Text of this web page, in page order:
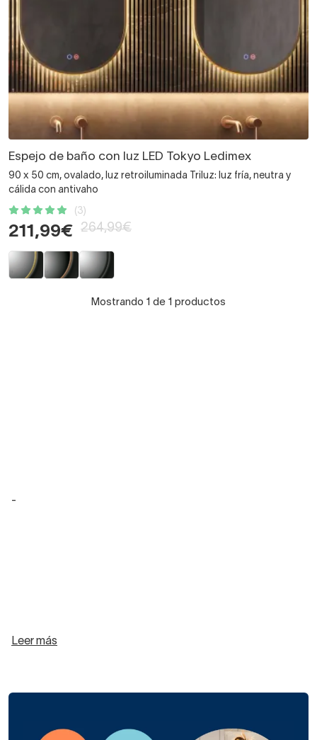
Espejo de baño con luz LED Tokyo Ledimex
90 x 50 cm, ovalado, luz retroiluminada Triluz: luz fría, neutra y
cálida con antivaho
(3)
211,99€ 264,99€
Mostrando 1 de 1 productos
-
Leer más